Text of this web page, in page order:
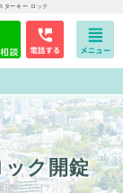
ターキー ロック
ク開錠